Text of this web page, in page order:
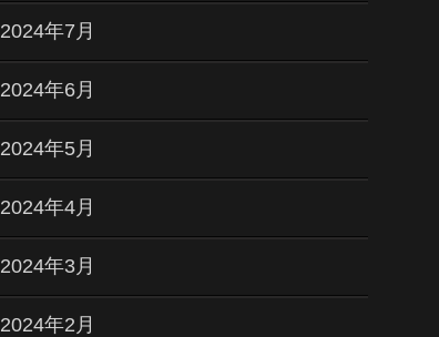
2024年7月
2024年6月
2024年5月
2024年4月
2024年3月
2024年2月